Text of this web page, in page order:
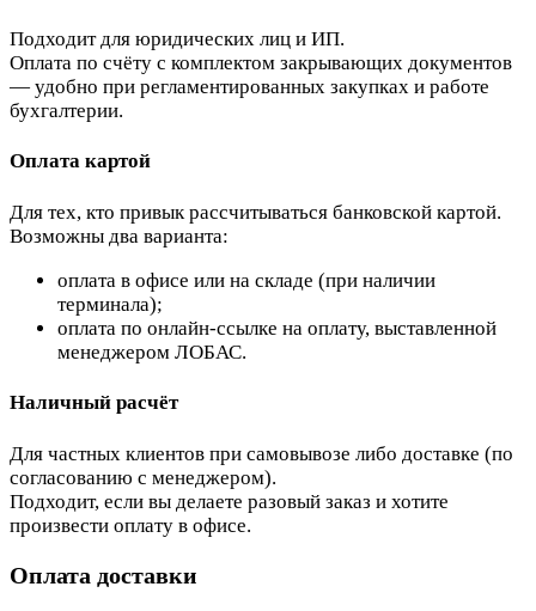
Подходит для юридических лиц и ИП.
Оплата по счёту с комплектом закрывающих документов
— удобно при регламентированных закупках и работе
бухгалтерии.
Оплата картой
Для тех, кто привык рассчитываться банковской картой.
Возможны два варианта:
оплата в офисе или на складе (при наличии
терминала);
оплата по онлайн-ссылке на оплату, выставленной
менеджером ЛОБАС.
Наличный расчёт
Для частных клиентов при самовывозе либо доставке (по
согласованию с менеджером).
Подходит, если вы делаете разовый заказ и хотите
произвести оплату в офисе.
Оплата доставки